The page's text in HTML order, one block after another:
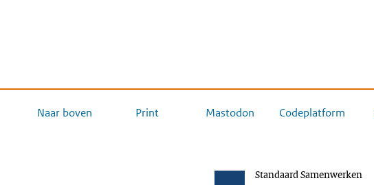
Naar boven Print Mastodon Codeplatform
Standaard Samenwerken